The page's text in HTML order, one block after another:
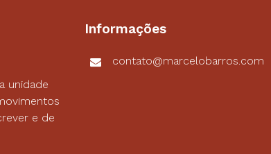
unidade
e de
Informações
contato@marcelobarros.com